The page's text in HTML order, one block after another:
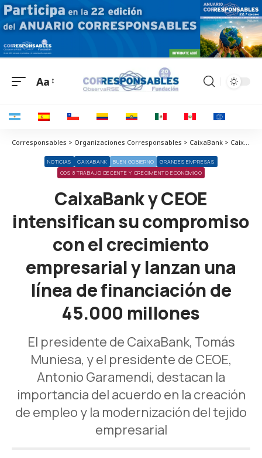
Aa
Corresponsables > Organizaciones Corresponsables > CaixaBank > CaixaBank y CEOE intensifican su compromiso con el crecimiento empresarial y lanzan una línea de financiación de 45.000 millones
NOTICIAS CAIXABANK BUEN GOBIERNO
GRANDES EMPRESAS
ODS 8 TRABAJO DECENTE Y CRECIMIENTO ECONÓMICO
CaixaBank y CEOE
intensifican su compromiso
con el crecimiento
empresarial y lanzan una
línea de financiación de
45.000 millones
El presidente de CaixaBank, Tomás
Muniesa, y el presidente de CEOE,
Antonio Garamendi, destacan la
importancia del acuerdo en la creación
de empleo y la modernización del tejido
empresarial